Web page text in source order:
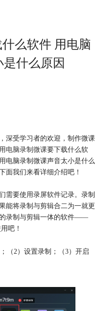
么软件 用电脑
什么原因
深受学习者的欢迎，制作微课
电脑录制微课要下载什么软
电脑录制微课声音太小是什么
面我们来看详细介绍吧！
需要使用录屏软件记录。录制
能将录制与剪辑合二为一就更
录制与剪辑一体的软件——
吧！
（2）设置录制；（3）开启